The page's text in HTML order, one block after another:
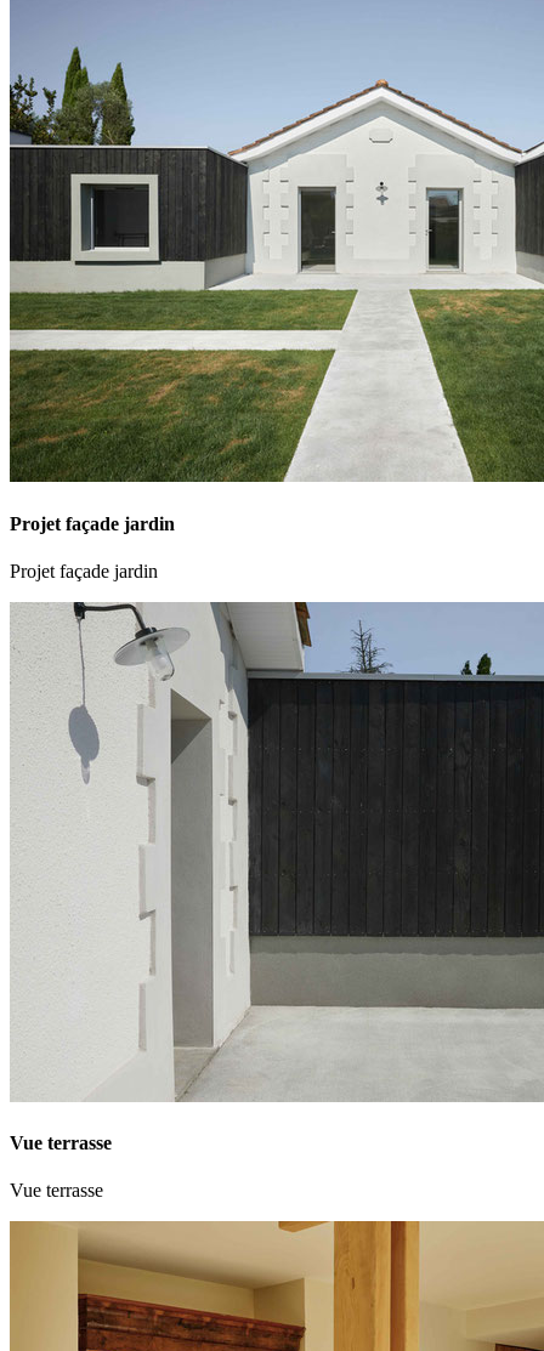
Projet façade jardin
Projet façade jardin
Vue terrasse
Vue terrasse